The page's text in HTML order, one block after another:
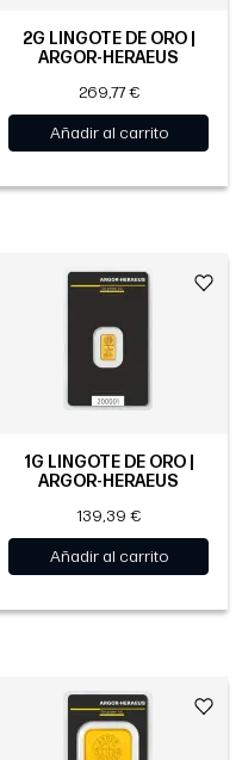
2G LINGOTE DE ORO |
ARGOR-HERAEUS
269,77 €
Añadir al carrito
1G LINGOTE DE ORO |
ARGOR-HERAEUS
139,39 €
Añadir al carrito